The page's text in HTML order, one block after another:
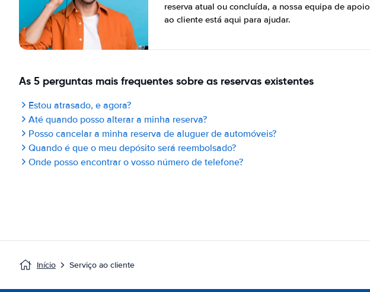
reserva atual ou concluída, a nossa equipa de apoio
ao cliente está aqui para ajudar.
As 5 perguntas mais frequentes sobre as reservas existentes
Estou atrasado, e agora?
Até quando posso alterar a minha reserva?
Posso cancelar a minha reserva de aluguer de automóveis?
Quando é que o meu depósito será reembolsado?
Onde posso encontrar o vosso número de telefone?
Início Serviço ao cliente